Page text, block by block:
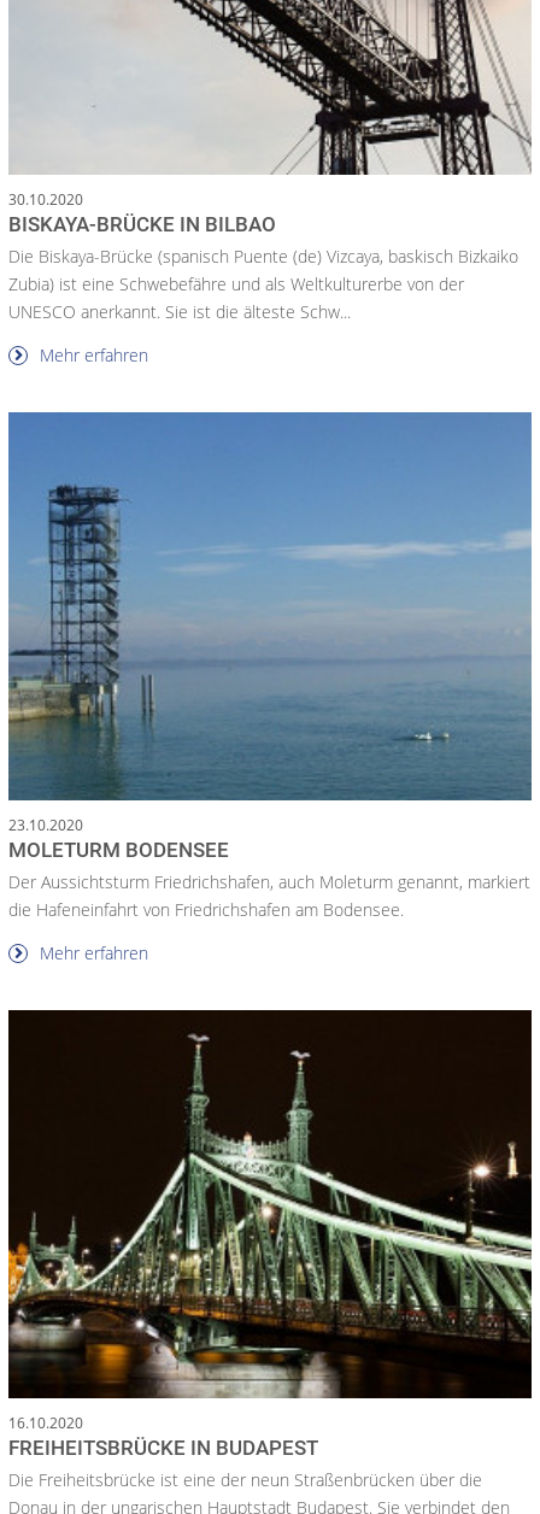
30.10.2020
BISKAYA-BRÜCKE IN BILBAO
Die Biskaya-Brücke (spanisch Puente (de) Vizcaya, baskisch Bizkaiko
Zubia) ist eine Schwebefähre und als Weltkulturerbe von der
UNESCO anerkannt. Sie ist die älteste Schw...
Mehr erfahren
23.10.2020
MOLETURM BODENSEE
Der Aussichtsturm Friedrichshafen, auch Moleturm genannt, markiert
die Hafeneinfahrt von Friedrichshafen am Bodensee.
Mehr erfahren
16.10.2020
FREIHEITSBRÜCKE IN BUDAPEST
Die Freiheitsbrücke ist eine der neun Straßenbrücken über die
Donau in der ungarischen Hauptstadt Budapest. Sie verbindet den